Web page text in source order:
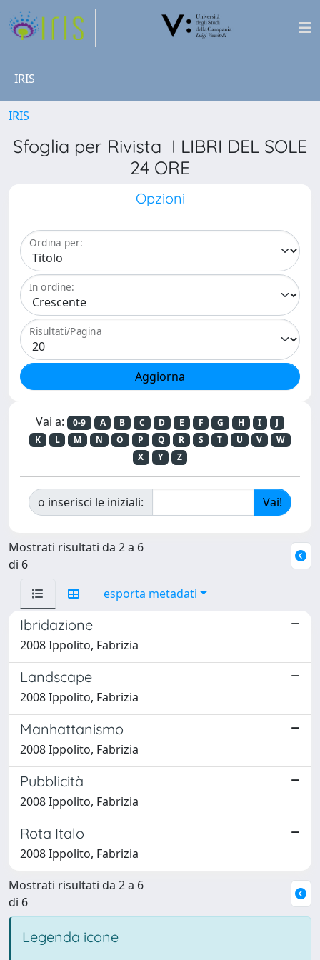
IRIS
IRIS
Sfoglia per Rivista I LIBRI DEL SOLE
24 ORE
Opzioni
Ordina per:
In ordine:
Risultati/Pagina
Vai a: 0-9 A B C D E F G H I
J
K
L M N O P Q R S T U V
W
X
Y Z
o inserisci le iniziali:
Mostrati risultati da 2 a 6
di 6
esporta metadati
Ibridazione
2008 Ippolito, Fabrizia
Landscape
2008 Ippolito, Fabrizia
Manhattanismo
2008 Ippolito, Fabrizia
Pubblicità
2008 Ippolito, Fabrizia
Rota Italo
2008 Ippolito, Fabrizia
Mostrati risultati da 2 a 6
di 6
Legenda icone